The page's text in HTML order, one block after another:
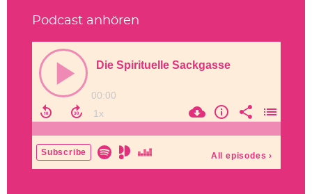
Podcast anhören